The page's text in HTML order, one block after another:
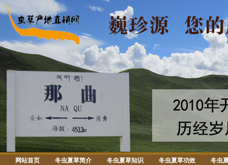
网站首页 冬虫夏草简介 冬虫夏草知识 冬虫夏草功效 冬虫